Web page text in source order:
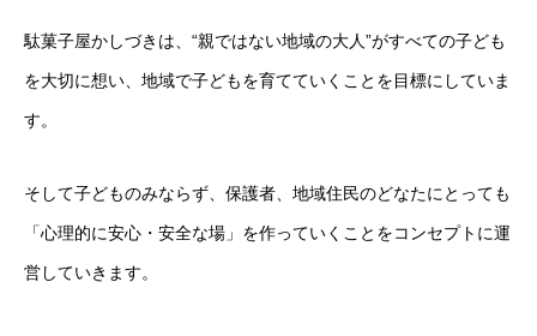
駄菓子屋かしづきは、“親ではない地域の大人”がすべての子ども
を大切に想い、地域で子どもを育てていくことを目標にしていま
す。
そして子どものみならず、保護者、地域住民のどなたにとっても
「心理的に安心・安全な場」を作っていくことをコンセプトに運
営していきます。